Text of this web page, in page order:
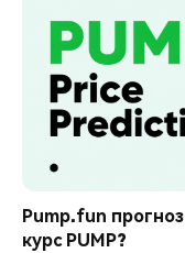
Pump.fun
курс PUMP?